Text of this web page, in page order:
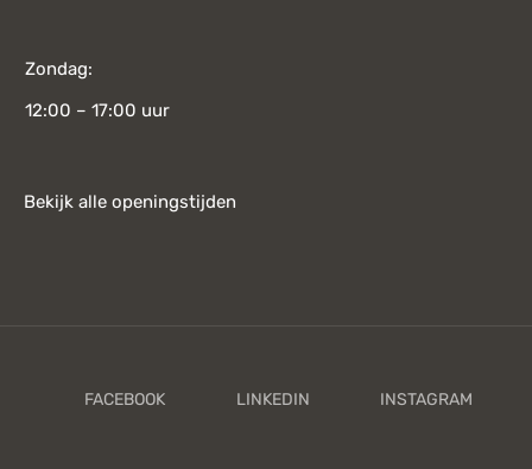
Zondag:
12:00 – 17:00 uur
Bekijk alle openingstijden